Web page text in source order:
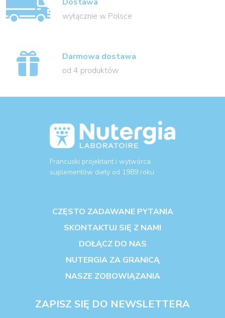
wyłącznie w Polsce
Darmowa dostawa
od 4 produktów
Francuski projektant i wytwórca
suplementów diety od 1989 roku
CZĘSTO ZADAWANE PYTANIA
SKONTAKTUJ SIĘ Z NAMI
DOŁĄCZ DO NAS
NUTERGIA ZA GRANICĄ
NASZE ZOBOWIĄZANIA
ZAPISZ SIĘ DO NEWSLETTERA